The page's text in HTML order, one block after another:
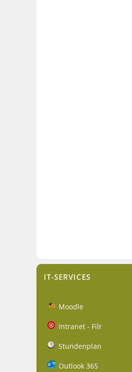
IT-SERVICES
Moodle
Intranet - Filr
Stundenplan
Outlook 365